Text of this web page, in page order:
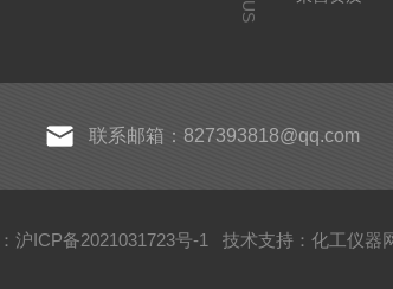
联系邮箱：827393818@qq.com
沪ICP备2021031723号-1 技术支持： 化工仪器